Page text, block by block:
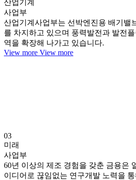
산업기계
사업부
산업기계사업부는 선박엔진용 배기밸
를 차지하고 있으며 풍력발전과 발전
역을 확장해 나가고 있습니다.
View more View more
03
미래
사업부
60년 이상의 제조 경험을 갖춘 금용은
이디어로 끊임없는 연구개발 노력을